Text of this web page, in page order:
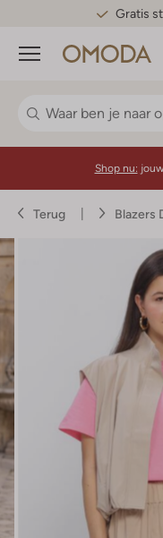
Gratis
Menu
Shop nu:
Terug Blazers